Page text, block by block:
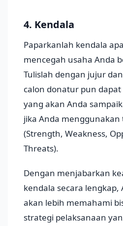
4. Kendala
Paparkanlah kendala
mencegah usaha Anda
Tulislah dengan jujur
calon donatur pun
yang akan Anda
jika Anda menggunakan
(Strength, Weakness,
Threats).
Dengan menjabarkan
kendala secara
akan lebih memahami
strategi pelaksanaan